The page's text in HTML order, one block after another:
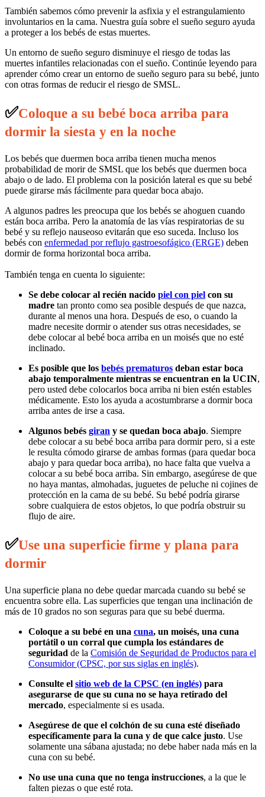
También sabemos cómo prevenir la asfixia y el estrangulamiento
involuntarios en la cama. Nuestra guía sobre el sueño seguro ayuda
a proteger a los bebés de estas muertes.
Un entorno de sueño seguro disminuye el riesgo de todas las
muertes infantiles relacionadas con el sueño. Continúe leyendo para
aprender cómo crear un entorno de sueño seguro para su bebé, junto
con otras formas de reducir el riesgo de SMSL.
✅Coloque a su bebé boca arriba para
dormir la siesta y en la noche
Los bebés que duermen boca arriba tienen mucha menos
probabilidad de morir de SMSL que los bebés que duermen boca
abajo o de lado. El problema con la posición lateral es que su bebé
puede girarse más fácilmente para quedar boca abajo.
A algunos padres les preocupa que los bebés se ahoguen cuando
están boca arriba. Pero la anatomía de las vías respiratorias de su
bebé y su reflejo nauseoso evitarán que eso suceda. Incluso los
bebés con enfermedad por reflujo gastroesofágico (ERGE) deben
dormir de forma horizontal boca arriba.
También tenga en cuenta lo siguiente:
Se debe colocar al recién nacido piel con piel con su
madre tan pronto como sea posible después de que nazca,
durante al menos una hora. Después de eso, o cuando la
madre necesite dormir o atender sus otras necesidades, se
debe colocar al bebé boca arriba en un moisés que no esté
inclinado.
Es posible que los bebés prematuros deban estar boca
abajo temporalmente mientras se encuentran en la UCIN,
pero usted debe colocarlos boca arriba ni bien estén estables
médicamente. Esto los ayuda a acostumbrarse a dormir boca
arriba antes de irse a casa.
Algunos bebés giran y se quedan boca abajo. Siempre
debe colocar a su bebé boca arriba para dormir pero, si a este
le resulta cómodo girarse de ambas formas (para quedar boca
abajo y para quedar boca arriba), no hace falta que vuelva a
colocar a su bebé boca arriba. Sin embargo, asegúrese de que
no haya mantas, almohadas, juguetes de peluche ni cojines de
protección en la cama de su bebé. Su bebé podría girarse
sobre cualquiera de estos objetos, lo que podría obstruir su
flujo de aire.
✅Use una superficie firme y plana para
dormir
Una superficie plana no debe quedar marcada cuando su bebé se
encuentra sobre ella. Las superficies que tengan una inclinación de
más de 10 grados no son seguras para que su bebé duerma.
Coloque a su bebé en una cuna, un moisés, una cuna
portátil o un corral que cumpla los estándares de
seguridad de la Comisión de Seguridad de Productos para el
Consumidor (CPSC, por sus siglas en inglés).
Consulte el sitio web de la CPSC (en inglés) para
asegurarse de que su cuna no se haya retirado del
mercado, especialmente si es usada.
Asegúrese de que el colchón de su cuna esté diseñado
específicamente para la cuna y de que calce justo. Use
solamente una sábana ajustada; no debe haber nada más en la
cuna con su bebé.
No use una cuna que no tenga instrucciones, a la que le
falten piezas o que esté rota.